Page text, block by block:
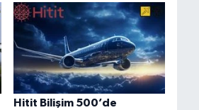
Hitit Bilişim 500’de